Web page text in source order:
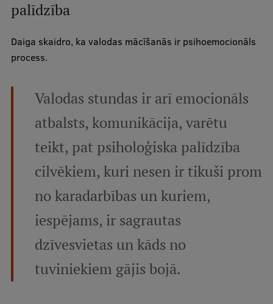
palīdzība
Daiga skaidro, ka valodas mācīšanās ir psihoemocionāls
process.
Valodas stundas ir arī emocionāls
atbalsts, komunikācija, varētu
teikt, pat psiholoģiska palīdzība
cilvēkiem, kuri nesen ir tikuši prom
no karadarbības un kuriem,
iespējams, ir sagrautas
dzīvesvietas un kāds no
tuviniekiem gājis bojā.